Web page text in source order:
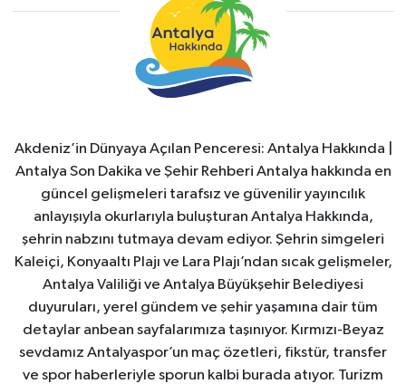
Akdeniz’in Dünyaya Açılan Penceresi: Antalya Hakkında |
Antalya Son Dakika ve Şehir Rehberi Antalya hakkında en
güncel gelişmeleri tarafsız ve güvenilir yayıncılık
anlayışıyla okurlarıyla buluşturan Antalya Hakkında,
şehrin nabzını tutmaya devam ediyor. Şehrin simgeleri
Kaleiçi, Konyaaltı Plajı ve Lara Plajı’ndan sıcak gelişmeler,
Antalya Valiliği ve Antalya Büyükşehir Belediyesi
duyuruları, yerel gündem ve şehir yaşamına dair tüm
detaylar anbean sayfalarımıza taşınıyor. Kırmızı-Beyaz
sevdamız Antalyaspor’un maç özetleri, fikstür, transfer
ve spor haberleriyle sporun kalbi burada atıyor. Turizm